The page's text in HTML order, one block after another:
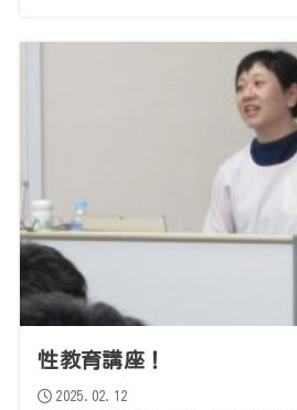
性教育講座！
2025.02.12